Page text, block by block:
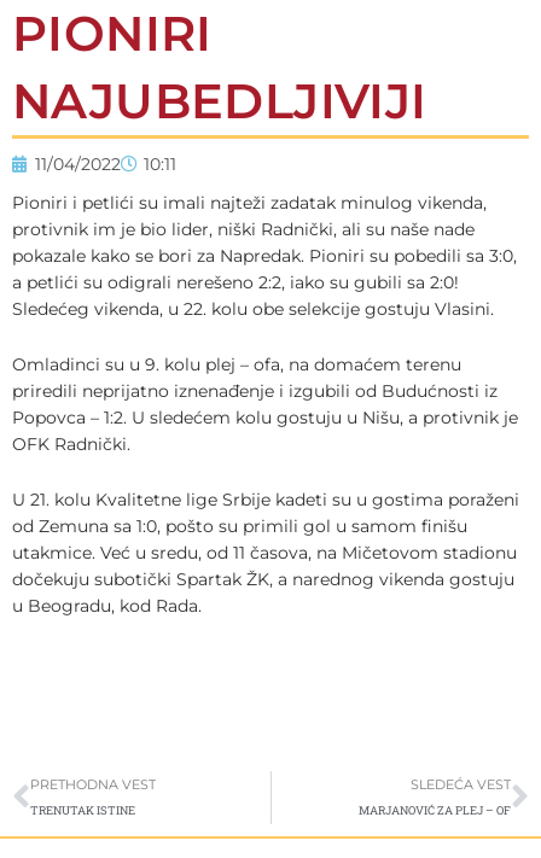
PIONIRI
NAJUBEDLJIVIJI
11/04/2022
10:11
Pioniri i petlići su imali najteži zadatak minulog vikenda,
protivnik im je bio lider, niški Radnički, ali su naše nade
pokazale kako se bori za Napredak. Pioniri su pobedili sa 3:0,
a petlići su odigrali nerešeno 2:2, iako su gubili sa 2:0!
Sledećeg vikenda, u 22. kolu obe selekcije gostuju Vlasini.
Omladinci su u 9. kolu plej – ofa, na domaćem terenu
priredili neprijatno iznenađenje i izgubili od Budućnosti iz
Popovca – 1:2. U sledećem kolu gostuju u Nišu, a protivnik je
OFK Radnički.
U 21. kolu Kvalitetne lige Srbije kadeti su u gostima poraženi
od Zemuna sa 1:0, pošto su primili gol u samom finišu
utakmice. Već u sredu, od 11 časova, na Mičetovom stadionu
dočekuju subotički Spartak ŽK, a narednog vikenda gostuju
u Beogradu, kod Rada.
Prev
PRETHODNA VEST
TRENUTAK ISTINE
SLEDEĆA VEST
MARJANOVIĆ ZA PLEJ – OF